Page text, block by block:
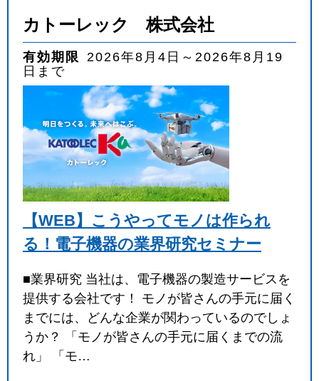
カトーレック 株式会社
有効期限 2026年8月4日～2026年8月19
日まで
【WEB】こうやってモノは作られ
る！電子機器の業界研究セミナー
■業界研究 当社は、電子機器の製造サービスを
提供する会社です！ モノが皆さんの手元に届く
までには、どんな企業が関わっているのでしょ
うか？ 「モノが皆さんの手元に届くまでの流
れ」 「モ…